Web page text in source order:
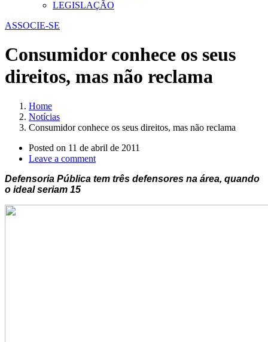
LEGISLAÇÃO
ASSOCIE-SE
Consumidor conhece os seus
direitos, mas não reclama
Home
Notícias
Consumidor conhece os seus direitos, mas não reclama
Posted on 11 de abril de 2011
Leave a comment
Defensoria Pública tem três defensores na área, quando
o ideal seriam 15